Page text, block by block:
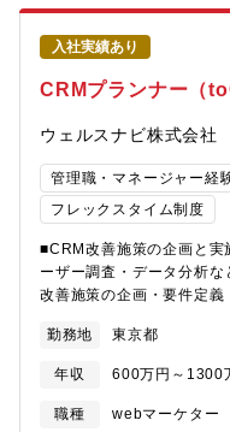
す。光学のスペシャリス
などの一般ユーザー製品か
載用レンズなどの産業分野
す。カメラレンズ業界のリ
に拠点を設け、海外での
開。近年は新規事業にも力
◇完全週休2日制／年間休
シュ休暇制度を採用してお
い環境。残業時間は全社平
続年数は16.4年と長期的
本での研修内容】1年間の
習得だけではなく、「本社
築と、現地へ持ち込むべき
す。?【最終的な到達レベ
タルマーケティング
かつデータを基に改善提
意図を理解しつつ、現地
伝えられる状態。?具体的
3ヶ月 ・企業理念、歴史、
バーとの関係構築・本社
品知識の習得・社内ネッ
化 4-6ヶ月 ・同社のデジ
独）の競合デジタル施策
Phase 3: 実務・パイロッ
タッフとのオンライン協
い」という合意形成）■拠
入社実績あり
CRMプランナー（
ウェルスナビ株式会社
管理職・マネージャー経
フレックスタイム制度
■CRM改善施策の企画と
ーザー調査・データ分析
改善施策の企画・要件定
続けていくことが大切な
験がまだ根付いていませ
く、全自動で「長期・積
イザー『ウェルスナビ』
勤務地 東京都
年収 600万円～1300
職種
webマーケター